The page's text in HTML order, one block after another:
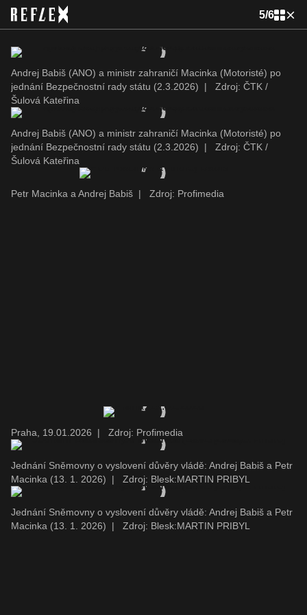
5/6
Andrej Babiš (ANO) a ministr zahraničí Macinka (Motoristé) po
jednání Bezpečnostní rady státu (2.3.2026)
|
Zdroj: ČTK /
Šulová Kateřina
Andrej Babiš (ANO) a ministr zahraničí Macinka (Motoristé) po
jednání Bezpečnostní rady státu (2.3.2026)
|
Zdroj: ČTK /
Šulová Kateřina
Petr Macinka a Andrej Babiš | Zdroj: Profimedia
Praha, 19.01.2026 | Zdroj: Profimedia
Jednání Sněmovny o vyslovení důvěry vládě: Andrej Babiš a Petr
Macinka (13. 1. 2026)
| Zdroj: Blesk:MARTIN PRIBYL
Jednání Sněmovny o vyslovení důvěry vládě: Andrej Babiš a Petr
Macinka (13. 1. 2026)
| Zdroj: Blesk:MARTIN PRIBYL